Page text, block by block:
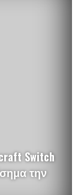
Switch
την